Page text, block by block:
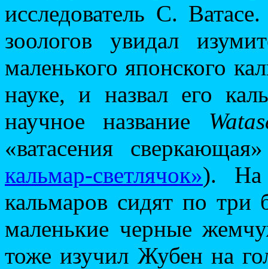
исследователь С.
зоологов увидал
маленького японского
науке, и назвал его
научное название
«ватасения
кальмар-светлячок»). На
кальмаров сидят по три
маленькие черные
тоже изучил Жубен на